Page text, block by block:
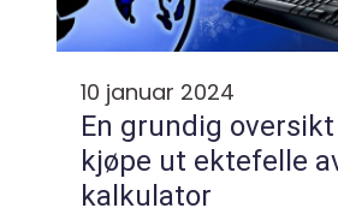
10 januar 2024
En grundig
kjøpe ut ektefelle
kalkulator